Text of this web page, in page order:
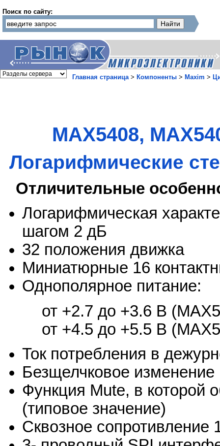
Поиск по сайту:
Главная страница> Компоненты > Maxim >
MAX5408,
Логарифмические
Отличительные
Логарифмическая
шагом 2 дБ
32 положения движка
Миниатюрные 16
Однополярное питание:
от +2.7 до +3.6 В
от +4.5 до +5.5 В
Ток потребления в
Безщелчковое
Функция Mute, в которой
(типовое значение)
Сквозное сопротивление